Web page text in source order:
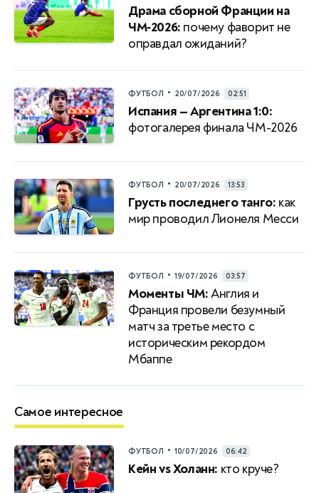
Драма сборной Франции на
ЧМ‑2026: почему фаворит не
оправдал ожиданий?
ФУТБОЛ • 20/07/2026 02:51
Испания — Аргентина 1:0:
фотогалерея финала ЧМ-2026
ФУТБОЛ • 20/07/2026 13:53
Грусть последнего танго: как
мир проводил Лионеля Месси
ФУТБОЛ • 19/07/2026 03:57
Моменты ЧМ:Англия и
Франция провели безумный
матч за третье место с
историческим рекордом
Мбаппе
Самое интересное
ФУТБОЛ • 10/07/2026 06:42
Кейн vs Холанн: кто круче?